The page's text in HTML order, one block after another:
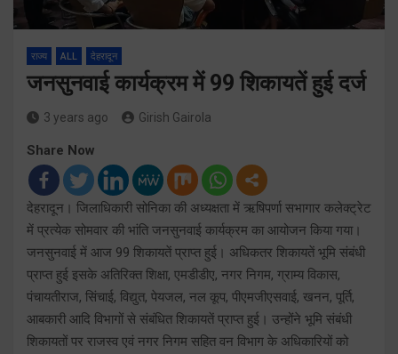
राज्य ALL देहरादून
जनसुनवाई कार्यक्रम में 99 शिकायतें हुई दर्ज
3 years ago Girish Gairola
Share Now
देहरादून। जिलाधिकारी सोनिका की अध्यक्षता में ऋषिपर्णा सभागार कलेक्ट्रेट
में प्रत्येक सोमवार की भांति जनसुनवाई कार्यक्रम का आयोजन किया गया।
जनसुनवाई में आज 99 शिकायतें प्राप्त हुई। अधिकतर शिकायतें भूमि संबंधी
प्राप्त हुई इसके अतिरिक्त शिक्षा, एमडीडीए, नगर निगम, ग्राम्य विकास,
पंचायतीराज, सिंचाई, विद्युत, पेयजल, नल कूप, पीएमजीएसवाई, खनन, पूर्ति,
आबकारी आदि विभागों से संबंधित शिकायतें प्राप्त हुई। उन्होंने भूमि संबंधी
शिकायतों पर राजस्व एवं नगर निगम सहित वन विभाग के अधिकारियों को